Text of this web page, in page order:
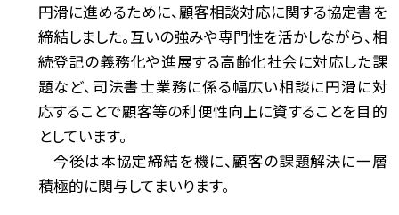
円滑に進めるために、顧客相談対応に関する協定書を
締結しました。互いの強みや専門性を活かしながら、相
続登記の義務化や進展する高齢化社会に対応した課
題など、司法書士業務に係る幅広い相談に円滑に対
応することで顧客等の利便性向上に資することを目的
としています。
今後は本協定締結を機に、顧客の課題解決に一層
積極的に関与してまいります。